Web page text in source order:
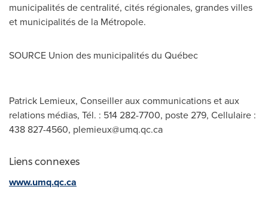
municipalités de centralité, cités régionales, grandes villes
et municipalités de la Métropole.
SOURCE Union des municipalités du Québec
Patrick Lemieux, Conseiller aux communications et aux
relations médias, Tél. : 514 282-7700, poste 279, Cellulaire :
438 827-4560, plemieux@umq.qc.ca
Liens connexes
www.umq.qc.ca